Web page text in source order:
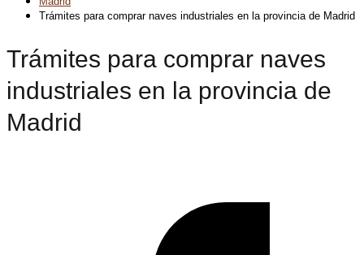
Trámites para comprar naves industriales en la provincia de Madrid
Trámites para comprar naves
industriales en la provincia de
Madrid